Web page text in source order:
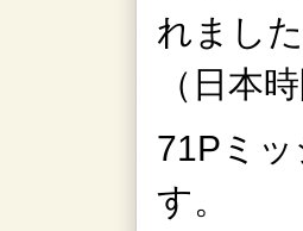
れまし
（日本
71Pミ
す。